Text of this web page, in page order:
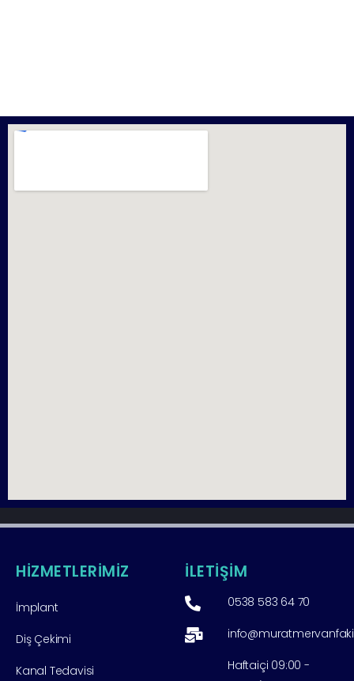
HİZMETLERİMİZ
İmplant
Diş Çekimi
Kanal Tedavisi
İLETİŞİM
0538 583 64 70
Haftaiçi 09:00 -